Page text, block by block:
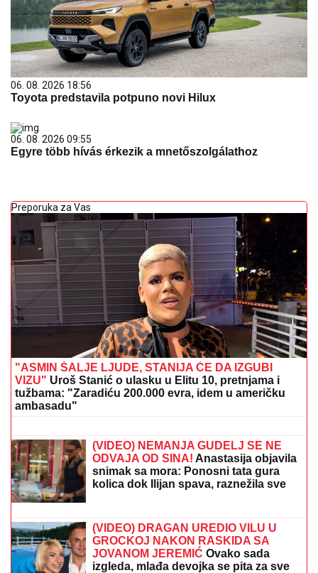
06. 08. 2026 18:56
Toyota predstavila potpuno novi Hilux
06. 08. 2026 09:55
Egyre több hívás érkezik a mnetőszolgálathoz
Preporuka za Vas
"ASMIN ŠALJE LJUDE, STANIJA ĆE DA IZGUBI
VIZU" Uroš Stanić o ulasku u Elitu 10, pretnjama i
tužbama: "Zaradiću 200.000 evra, idem u američku
ambasadu"
Aneli Ahmić stiže na suočavanje sa
Neriom i Hanom, fanovi se nadaju da
se u sve umeša i Sita Ahmić
snimak sa mora: Ponosni tata gura
kolica dok Ilijan spava, raznežila sve